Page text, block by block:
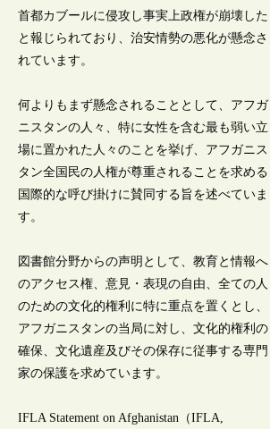
首都カブールに侵攻し事実上政権が崩壊した
と報じられており、治安情勢の悪化が懸念さ
れています。
何よりもまず懸念されることとして、アフガ
ニスタンの人々、特に女性を含む最も弱い立
場に置かれた人々のことを挙げ、アフガニス
タン全国民の人権が尊重されることを求める
国際的な呼び掛けに賛同する旨を述べていま
す。
図書館分野からの声明として、教育と情報へ
のアクセス権、意見・表現の自由、全ての人
のための文化的権利に特に重点を置くとし、
アフガニスタンの当局に対し、文化的権利の
確保、文化遺産及びその保存に従事する専門
家の保護を求めています。
IFLA Statement on Afghanistan（IFLA,